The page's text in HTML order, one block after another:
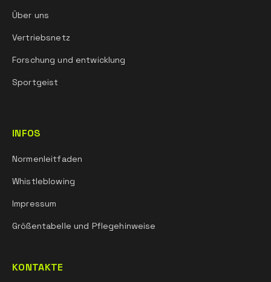
Über uns
Vertriebsnetz
Forschung und entwicklung
Sportgeist
INFOS
Normenleitfaden
Whistleblowing
Impressum
Größentabelle und Pflegehinweise
KONTAKTE